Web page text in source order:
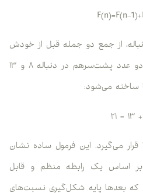
از جمع دو جمله قبل از خودش
به‌دست می‌آید. برای مثال، اگر دو عدد پشت‌سرهم در دنباله ۸ و ۱۳
ساخته می‌شود:
بنابراین بعد از ۸ و ۱۳، عدد ۲۱ قرار می‌گیرد. این فرمول ساده نشان
بر اساس یک رابطه منظم و قابل
که بعدها پایه شکل‌گیری نسبت‌های